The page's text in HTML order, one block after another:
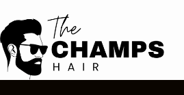
para
o
conteúdo